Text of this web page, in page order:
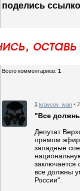
поделись
Всего комментариев: 1
1 kravcov_ivan •
"Все
Депутат
прямом
западные
заключается
все должны
России".